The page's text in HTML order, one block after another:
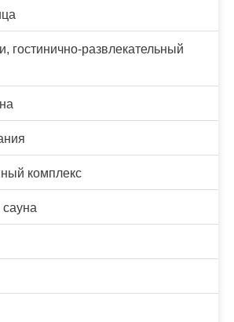
гостинично-развлекательный
комплекс
сауна